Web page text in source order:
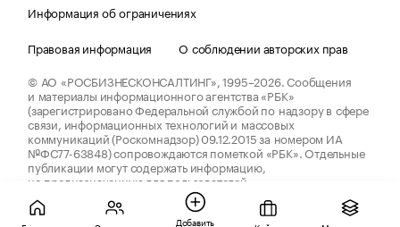
Информация об ограничениях
Правовая информация
О соблюдении авторских прав
© АО «РОСБИЗНЕСКОНСАЛТИНГ»,1995–2026.Сообщения
и материалы информационного агентства «РБК»
(зарегистрировано Федеральной службой по надзору в сфере
связи, информационных технологий и массовых
коммуникаций (Роскомнадзор) 09.12.2015 за номером ИА
№ФС77-63848) сопровождаются пометкой «РБК». Отдельные
публикации могут содержать информацию,
не предназначенную для пользователей
до 18 лет.
companycardsfeedback@rbc.ru
Добавить